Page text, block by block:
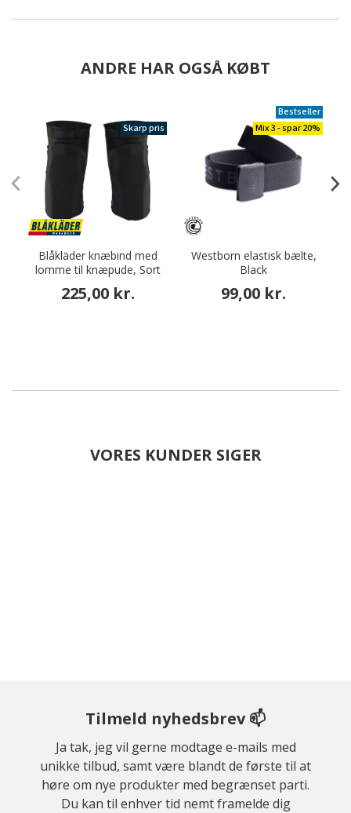
ANDRE HAR OGSÅ KØBT
Skarp pris
Blåkläder knæbind med
lomme til knæpude, Sort
225,00 kr.
Bestseller
Mix 3 - spar 20%
Westborn elastisk bælte,
Black
99,00 kr.
VORES KUNDER SIGER
Tilmeld nyhedsbrev 📫
Ja tak, jeg vil gerne modtage e-mails med
unikke tilbud, samt være blandt de første til at
høre om nye produkter med begrænset parti.
Du kan til enhver tid nemt framelde dig